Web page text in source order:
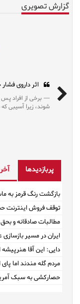
گزارش تصویری
روز
دهد رژیم‌های محدودکننده که
طولانی‌مدت کمک...
پربازدیدها
بازگشت رنگ قرمز به ماسال و
توقف فروش اینترنت
مطالبات صادقانه و
ایران در مسیر
دایی: این آقا
مردم گله مندند اما پای
حصارکشی به سبک